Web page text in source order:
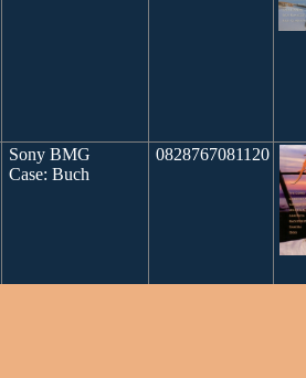
Sony BMG
Case: Buch
0828767081120